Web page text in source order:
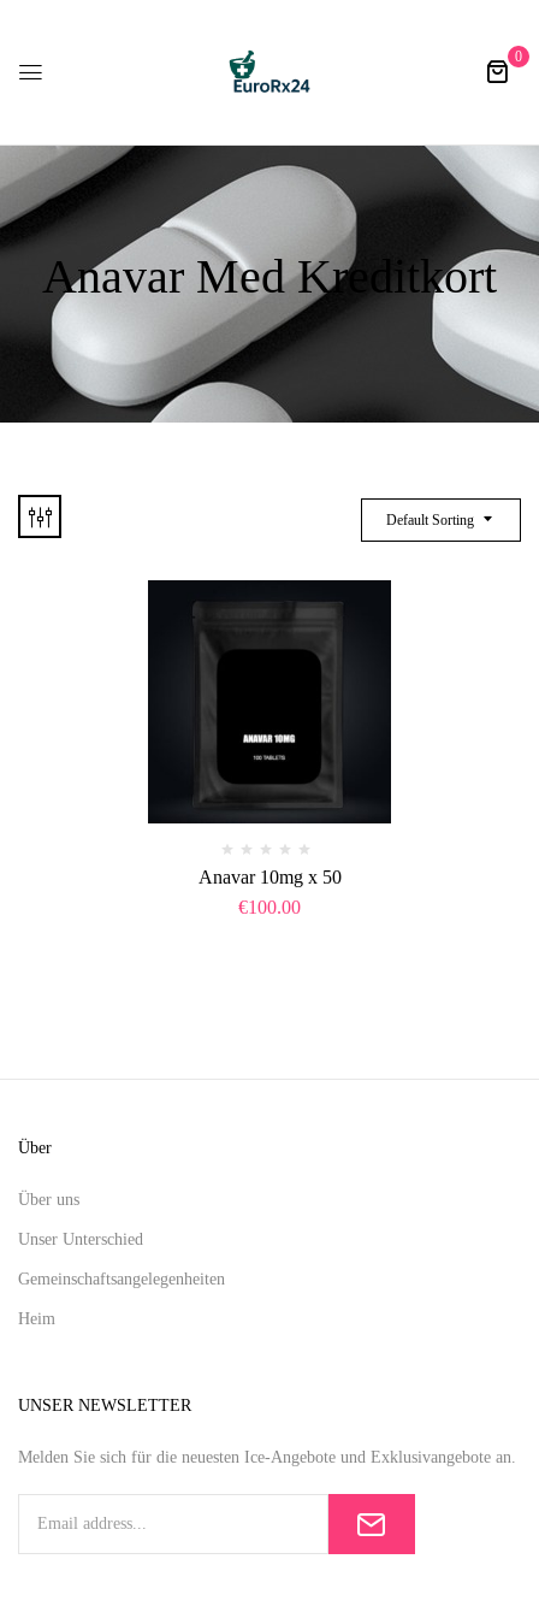
0
Anavar Med Kreditkort
Default Sorting
Anavar 10mg x 50
€100.00
Über
Über uns
Unser Unterschied
Gemeinschaftsangelegenheiten
Heim
UNSER NEWSLETTER
Melden Sie sich für die neuesten Ice-Angebote und Exklusivangebote an.